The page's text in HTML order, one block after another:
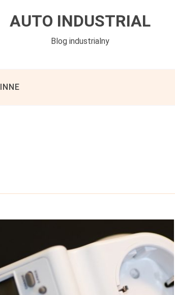
AUTO INDUSTRIAL
Blog industrialny
INNE